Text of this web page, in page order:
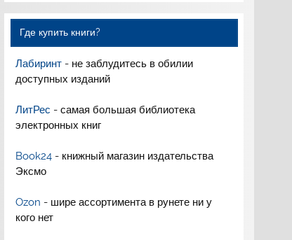
Где купить книги?
Лабиринт- не заблудитесь в обилии
доступных изданий
ЛитРес - самая большая библиотека
электронных книг
Book24- книжный магазин издательства
Эксмо
Ozon - шире ассортимента в рунете ни у
кого нет